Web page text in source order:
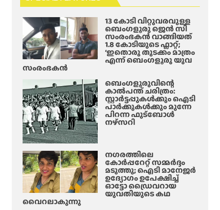
ഞെ
ട്ടി
ക്കു
ന്ന
റെ
പ്പെ
ട്ടു
;
ഡ്രൈ
വ
റും
ക
ണ്ട
ക്ട
റും
ച്ചു
,
ഇ
രു
പ
സ്പാ
യു
ടെ
ലൈ
സ
സ
സ്‌
പെ
ന്‍ഡ്
13 കോടി വിറ്റുവരവുള്ള
ബെംഗളൂരു ജെൻ സി
സംരംഭകൻ വാങ്ങിയത്
1.8 കോടിയുടെ ഫ്ലാറ്റ്;
‘ഇതൊരു തുടക്കം മാത്രം
എന്ന് ബെംഗളൂരു യുവ
സംരംഭകൻ
ബെംഗളൂരുവിന്റെ
കാൽപന്ത് ചരിത്രം:
സ്റ്റാർട്ടപ്പുകൾക്കും ഐടി
പാർക്കുകൾക്കും മുന്നേ
പിറന്ന ഫുട്ബോൾ
നഴ്സറി
നഗരത്തിലെ
കോർപ്പറേറ്റ് സമ്മർദ്ദം
മടുത്തു; ഐടി മാനേജർ
ഉദ്യോഗം ഉപേക്ഷിച്ച്
ഓട്ടോ ഡ്രൈവറായ
യുവതിയുടെ കഥ
വൈറലാകുന്നു